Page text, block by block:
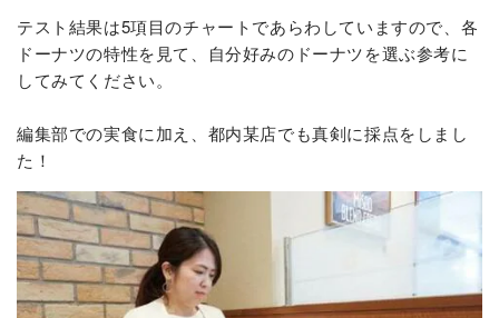
テスト結果は5項目のチャートであらわしていますので、各
ドーナツの特性を見て、自分好みのドーナツを選ぶ参考に
してみてください。
編集部での実食に加え、都内某店でも真剣に採点をしまし
た！